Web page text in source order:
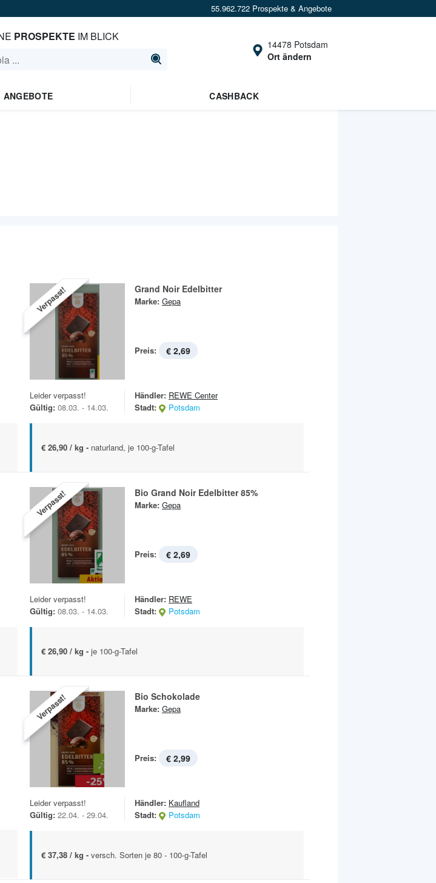
55.962.722 Prospekte & Angebote
PROSPEKTE IM BLICK
14478 Potsdam
Ort ändern
ANGEBOTE CASHBACK
Verpasst! Grand Noir Edelbitter
Marke: Gepa
Preis: € 2,69
Leider verpasst!
Gültig: 08.03. - 14.03.
Händler: REWE Center
Stadt:
Potsdam
€ 26,90 / kg - naturland, je 100-g-Tafel
Verpasst! Bio Grand Noir Edelbitter 85%
Marke: Gepa
Preis: € 2,69
Leider verpasst!
Gültig: 08.03. - 14.03.
Händler: REWE
Stadt:
Potsdam
€ 26,90 / kg - je 100-g-Tafel
Verpasst! Bio Schokolade
Marke: Gepa
Preis: € 2,99
Leider verpasst!
Gültig: 22.04. - 29.04.
Händler: Kaufland
Stadt:
Potsdam
€ 37,38 / kg - versch. Sorten je 80 - 100-g-Tafel